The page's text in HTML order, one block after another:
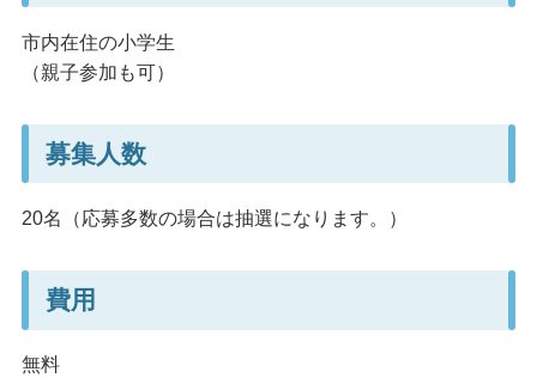
市内在住の小学生
（親子参加も可）
募集人数
20名（応募多数の場合は抽選になります。）
費用
無料